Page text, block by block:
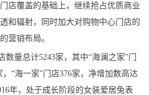
店覆盖的基础上，继续抢占优质商业
和辐射，同时加大对购物中心门店的
营销布局。
量总计5243家，其中“海澜之家”门
，“海一家”门店376家，净增加数高达
年，处于成长阶段的女装爱居兔表